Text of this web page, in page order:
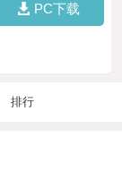
PC下载
排行